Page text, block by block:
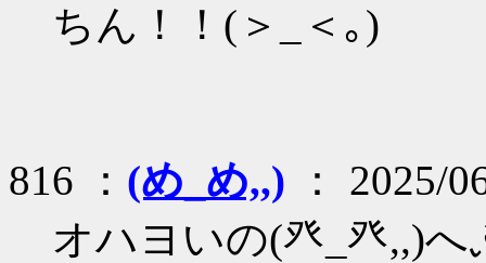
ちん！！(＞_＜｡)
816 ： (め_め,,) ： 2025/
オハヨいの(癶_癶,,)